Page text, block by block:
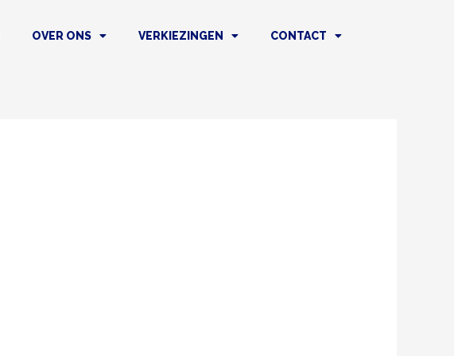
OVER ONS VERKIEZINGEN CONTACT